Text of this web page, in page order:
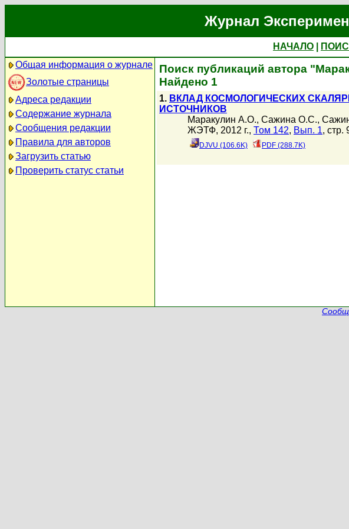
Журнал
НАЧАЛО
Общая информация о журнале
Золотые страницы
Адреса редакции
Содержание журнала
Сообщения редакции
Правила для авторов
Загрузить статью
Проверить статус статьи
Поиск публикаций автора
Найдено 1
1. ВКЛАД КОСМОЛОГИЧЕСКИХ
ИСТОЧНИКОВ
Маракулин А.О., Сажина О.С.,
ЖЭТФ, 2012 г., Том 142, Вып. 1, стр.
DJVU (106.6K) PDF (288.7K)